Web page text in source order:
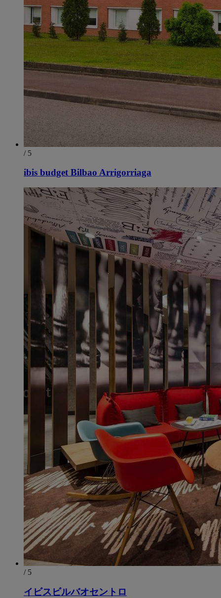
/ 5
ibis budget Bilbao Arrigorriaga
/ 5
イビスビルバオセントロ